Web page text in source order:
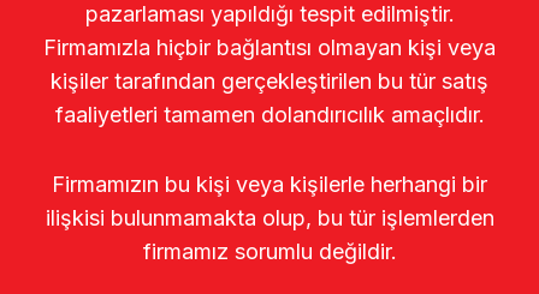
pazarlaması yapıldığı tespit edilmiştir.
Firmamızla hiçbir bağlantısı olmayan kişi veya
kişiler tarafından gerçekleştirilen bu tür satış
faaliyetleri tamamen dolandırıcılık amaçlıdır.
Firmamızın bu kişi veya kişilerle herhangi bir
ilişkisi bulunmamakta olup, bu tür işlemlerden
firmamız sorumlu değildir.